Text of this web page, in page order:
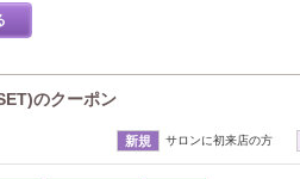
のクーポン
新規 サロンに初来店の方